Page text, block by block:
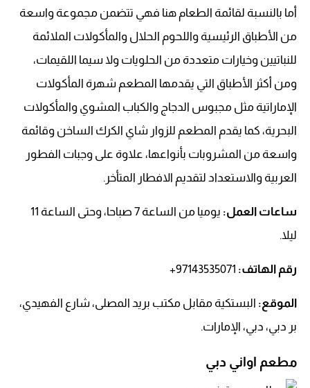
أما بالنسبة لقائمة الطعام هنا فهي تتضمن مجموعة واسعة
من الأطباق الرئيسية واللحوم الحلال والمأكولات الملائمة
للنباتيين وخيارات متعددة من الحلويات ولا سيما اللقيمات،
ومن أكثر الأطباق التي يقدمها المطعم شهرة المأكولات
الإماراتية مثل مجبوس الدجاج والكباب المشوي والمأكولات
البحرية، كما يقدم المطعم للزوار شاي الكرك الساخن وقائمة
واسعة من المشروبات بأنواعها، علاوة على وجبات الفطور
العربية والاستعداد لتقديم الافطار المتأخر.
ساعات العمل:
يوميا من الساعة 7 صباحا، وحتى الساعة 11
ليلا.
رقم الهاتف:
97143535071+
الموقع: البستكية مقابل مكتب بريد المصلى، شارع الفهيدي،
بر دبي، دبي، الإمارات.
مطعم اواني دبي